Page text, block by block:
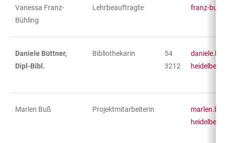
Vanessa Franz-
Bühling
Lehrbeauftragte franz-
Daniele Büttner,
Dipl-Bibl.
Bibliothekarin
54
3212
Marlen Buß Projektmitarbeiterin